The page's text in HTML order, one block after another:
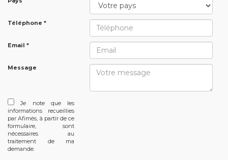
Téléphone *
Email *
Message
Je note que les
informations recueillies
par Afimès, à partir de ce
formulaire, sont
nécessaires au
traitement de ma
demande.